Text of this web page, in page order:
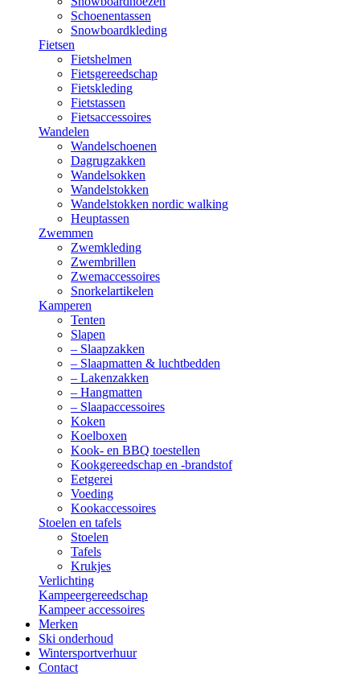
Schoenentassen
Snowboardkleding
Fietsen
Fietshelmen
Fietsgereedschap
Fietskleding
Fietstassen
Fietsaccessoires
Wandelen
Wandelschoenen
Dagrugzakken
Wandelsokken
Wandelstokken
Wandelstokken nordic walking
Heuptassen
Zwemmen
Zwemkleding
Zwembrillen
Zwemaccessoires
Snorkelartikelen
Kamperen
Tenten
Slapen
– Slaapzakken
– Slaapmatten & luchtbedden
– Lakenzakken
– Hangmatten
– Slaapaccessoires
Koken
Koelboxen
Kook- en BBQ toestellen
Kookgereedschap en -brandstof
Eetgerei
Voeding
Kookaccessoires
Stoelen en tafels
Stoelen
Tafels
Krukjes
Verlichting
Kampeergereedschap
Kampeer accessoires
Merken
Ski onderhoud
Wintersportverhuur
Contact